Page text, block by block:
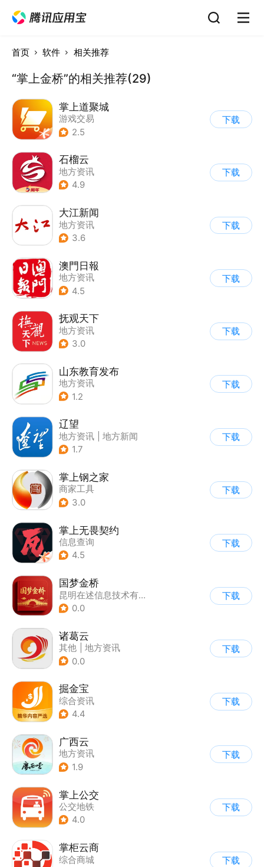
首页 软件 相关推荐
“掌上金桥”的相关推荐(29)
掌上道聚城
游戏交易
2.5
下载
石榴云
地方资讯
4.9
下载
大江新闻
地方资讯
3.6
下载
澳門日報
地方资讯
4.5
下载
抚观天下
地方资讯
3.0
下载
山东教育发布
地方资讯
1.2
下载
辽望
地方资讯
地方新闻
1.7
下载
掌上钢之家
商家工具
3.0
下载
掌上无畏契约
信息查询
4.5
下载
国梦金桥
昆明在述信息技术有限公司
0.0
下载
诸葛云
其他
地方资讯
0.0
下载
掘金宝
综合资讯
4.4
下载
广西云
地方资讯
1.9
下载
掌上公交
公交地铁
4.0
下载
掌柜云商
综合商城
下载